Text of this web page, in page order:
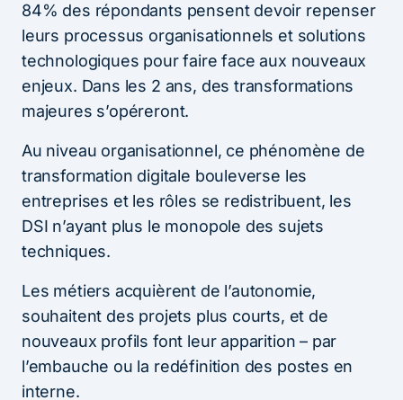
84% des répondants pensent devoir repenser
leurs processus organisationnels et solutions
technologiques pour faire face aux nouveaux
enjeux. Dans les 2 ans, des transformations
majeures s’opéreront.
Au niveau organisationnel, ce phénomène de
transformation digitale bouleverse les
entreprises et les rôles se redistribuent, les
DSI n’ayant plus le monopole des sujets
techniques.
Les métiers acquièrent de l’autonomie,
souhaitent des projets plus courts, et de
nouveaux profils font leur apparition – par
l’embauche ou la redéfinition des postes en
interne.